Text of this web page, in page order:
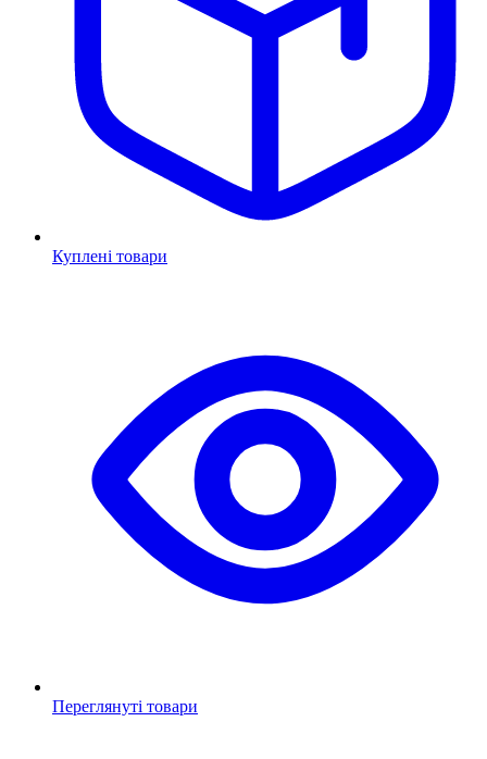
Куплені товари
Переглянуті товари